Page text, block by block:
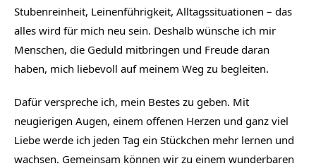
Stubenreinheit, Leinenführigkeit, Alltagssituationen – das
alles wird für mich neu sein. Deshalb wünsche ich mir
Menschen, die Geduld mitbringen und Freude daran
haben, mich liebevoll auf meinem Weg zu begleiten.
Dafür verspreche ich, mein Bestes zu geben. Mit
neugierigen Augen, einem offenen Herzen und ganz viel
Liebe werde ich jeden Tag ein Stückchen mehr lernen und
wachsen. Gemeinsam können wir zu einem wunderbaren